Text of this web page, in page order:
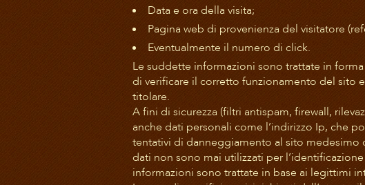
Data e ora della visita;
Pagina web di provenienza del visitatore
Eventualmente il numero di click.
Le suddette informazioni sono trattate in
di verificare il corretto funzionamento del sito
titolare.
A fini di sicurezza (filtri antispam, firewall,
anche dati personali come l’indirizzo Ip, che
tentativi di danneggiamento al sito medesimo
dati non sono mai utilizzati per
informazioni sono trattate in base ai legittimi